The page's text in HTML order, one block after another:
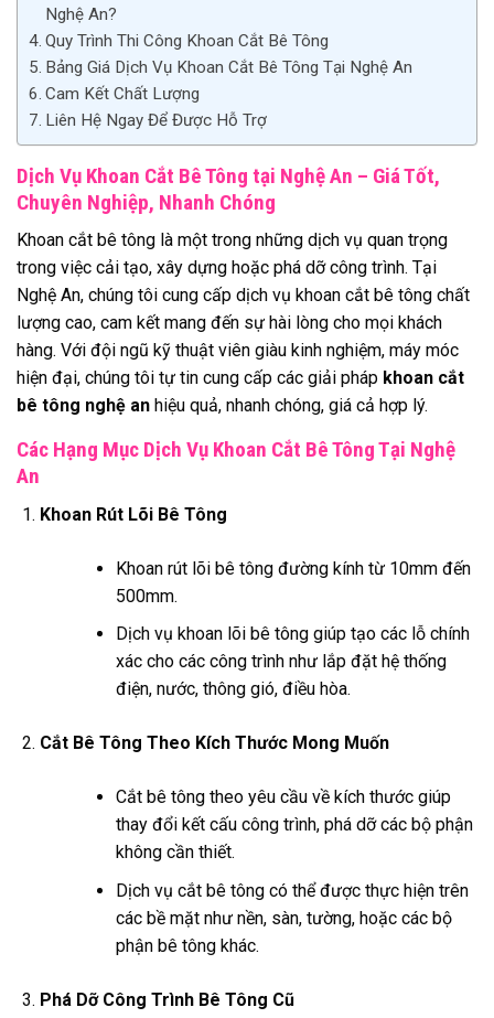
Nghệ An?
Quy Trình Thi Công Khoan Cắt Bê Tông
Bảng Giá Dịch Vụ Khoan Cắt Bê Tông Tại Nghệ An
Cam Kết Chất Lượng
Liên Hệ Ngay Để Được Hỗ Trợ
Dịch Vụ Khoan Cắt Bê Tông tại Nghệ An – Giá Tốt,
Chuyên Nghiệp, Nhanh Chóng
Khoan cắt bê tông là một trong những dịch vụ quan trọng
trong việc cải tạo, xây dựng hoặc phá dỡ công trình. Tại
Nghệ An, chúng tôi cung cấp dịch vụ khoan cắt bê tông chất
lượng cao, cam kết mang đến sự hài lòng cho mọi khách
hàng. Với đội ngũ kỹ thuật viên giàu kinh nghiệm, máy móc
hiện đại, chúng tôi tự tin cung cấp các giải pháp khoan cắt
bê tông nghệ an hiệu quả, nhanh chóng, giá cả hợp lý.
Các Hạng Mục Dịch Vụ Khoan Cắt Bê Tông Tại Nghệ
An
Khoan Rút Lõi Bê Tông
Khoan rút lõi bê tông đường kính từ 10mm đến
500mm.
Dịch vụ khoan lõi bê tông giúp tạo các lỗ chính
xác cho các công trình như lắp đặt hệ thống
điện, nước, thông gió, điều hòa.
Cắt Bê Tông Theo Kích Thước Mong Muốn
Cắt bê tông theo yêu cầu về kích thước giúp
thay đổi kết cấu công trình, phá dỡ các bộ phận
không cần thiết.
Dịch vụ cắt bê tông có thể được thực hiện trên
các bề mặt như nền, sàn, tường, hoặc các bộ
phận bê tông khác.
Phá Dỡ Công Trình Bê Tông Cũ